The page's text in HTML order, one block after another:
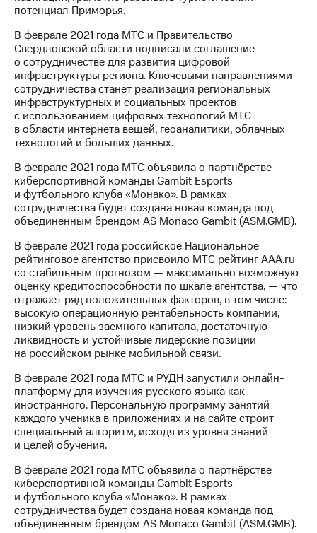
облигаций
Другое
Регистратор
Реквизиты
Контакты
развитие
деловая этика
На главную
потенциал Приморья.
В феврале 2021 года МТС и Правительство
Свердловской области подписали соглашение
о сотрудничестве для развития цифровой
инфраструктуры региона. Ключевыми направлениями
сотрудничества станет реализация региональных
инфраструктурных и социальных проектов
с использованием цифровых технологий МТС
в области интернета вещей, геоаналитики, облачных
технологий и больших данных.
В феврале 2021 года МТС объявила о партнёрстве
киберспортивной команды Gambit Esports
и футбольного клуба «Монако». В рамках
сотрудничества будет создана новая команда под
объединенным брендом AS Monaco Gambit (ASM.GMB).
В феврале 2021 года российское Национальное
рейтинговое агентство присвоило МТС рейтинг AAA.ru
со стабильным прогнозом — максимально возможную
оценку кредитоспособности по шкале агентства, — что
отражает ряд положительных факторов, в том числе:
высокую операционную рентабельность компании,
низкий уровень заемного капитала, достаточную
ликвидность и устойчивые лидерские позиции
на российском рынке мобильной связи.
В феврале 2021 года МТС и РУДН запустили онлайн-
платформу для изучения русского языка как
иностранного. Персональную программу занятий
каждого ученика в приложениях и на сайте строит
специальный алгоритм, исходя из уровня знаний
и целей обучения.
В феврале 2021 года МТС объявила о партнёрстве
киберспортивной команды Gambit Esports
и футбольного клуба «Монако». В рамках
сотрудничества будет создана новая команда под
объединенным брендом AS Monaco Gambit (ASM.GMB).